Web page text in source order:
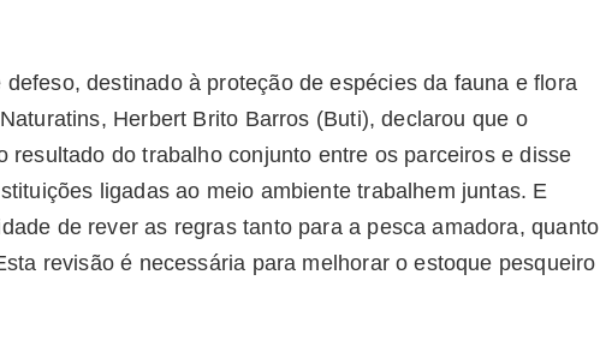
destinado à proteção de espécies da fauna e flora
Herbert Brito Barros (Buti), declarou que o
resultado do trabalho conjunto entre os parceiros e disse
ligadas ao meio ambiente trabalhem juntas. E
de rever as regras tanto para a pesca amadora, quanto
revisão é necessária para melhorar o estoque pesqueiro